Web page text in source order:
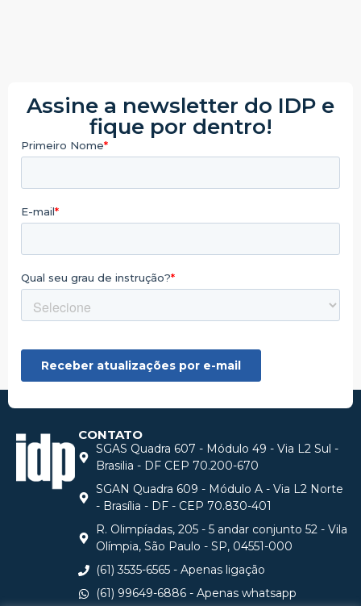
Assine a newsletter do IDP e
fique por dentro!
CONTATO
SGAS Quadra 607 - Módulo 49 - Via L2 Sul -
Brasilia - DF CEP 70.200-670
SGAN Quadra 609 - Módulo A - Via L2 Norte
- Brasília - DF - CEP 70.830-401
R. Olimpíadas, 205 - 5 andar conjunto 52 - Vila
Olímpia, São Paulo - SP, 04551-000
(61) 3535-6565 - Apenas ligação
(61) 99649-6886 - Apenas whatsapp